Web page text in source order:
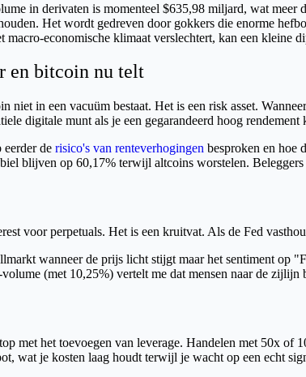
in derivaten is momenteel $635,98 miljard, wat
Het wordt gedreven door gokkers die enorme
economische klimaat verslechtert, kan een kleine
en bitcoin nu telt
niet in een vacuüm bestaat. Het is een risk asset.
digitale munt als je een gegarandeerd hoog
de risico's van renteverhogingen besproken en hoe
blijven op 60,17% terwijl altcoins worstelen.
voor perpetuals. Het is een kruitvat. Als de Fed
wanneer de prijs licht stijgt maar het sentiment op
(met 10,25%) vertelt me dat mensen naar de
met het toevoegen van leverage. Handelen met 50x
wat je kosten laag houdt terwijl je wacht op een echt